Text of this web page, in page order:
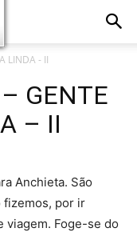
LINDA - II
GENTE
– II
Anchieta. São
fizemos, por ir
viagem. Foge-se do